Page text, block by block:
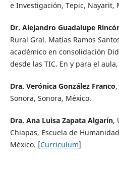
e Investigación, Tepic, Nayarit,
Dr. Alejandro Guadalupe
Rural Gral. Matías Ramos
académico en consolidación
desde las TIC. En y para el
Dra. Verónica González Franco
Sonora, Sonora, México.
Dra. Ana Luisa Zapata Algarín,
Chiapas, Escuela de
México. [Curriculum]